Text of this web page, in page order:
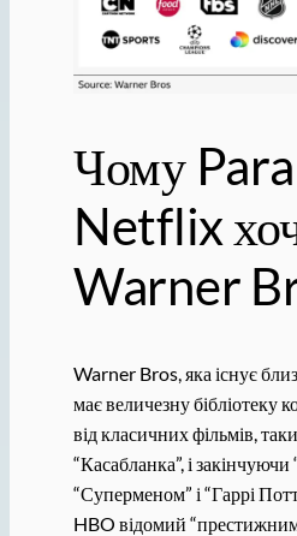
Чому
Netflix
Warner
Warner Bros, яка існує
має величезну бібліотеку
від класичних фільмів,
“Касабланка”, і закінчуючи
“Суперменом” і “Гаррі
HBO відомий